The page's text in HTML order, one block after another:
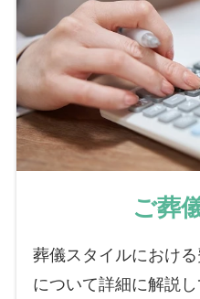
ご葬
葬儀スタイルにおけ
について詳細に解説し